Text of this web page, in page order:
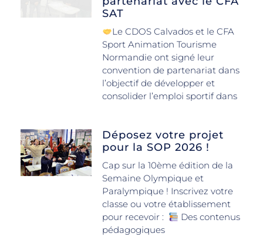
SAT
Le CDOS Calvados et le CFA
Sport Animation Tourisme
Normandie ont signé leur
convention de partenariat dans
l’objectif de développer et
consolider l’emploi sportif dans
Déposez votre projet
pour la SOP 2026 !
Cap sur la 10ème édition de la
Semaine Olympique et
Paralympique ! Inscrivez votre
classe ou votre établissement
pour recevoir :
Des contenus
pédagogiques